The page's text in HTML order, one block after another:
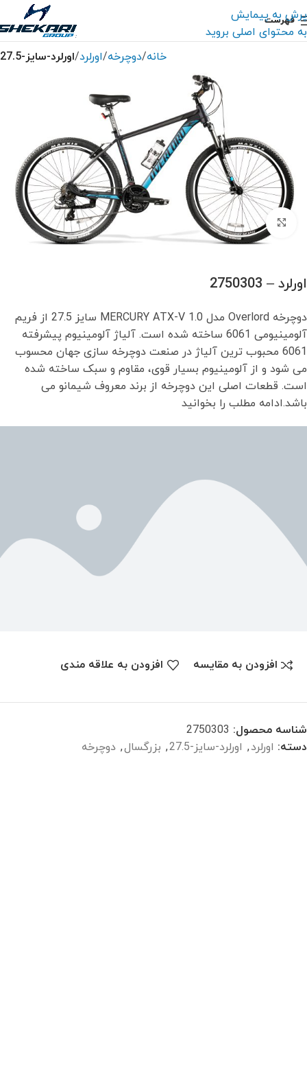
پرش به پیمایش
به محتوای اصلی بروید
فهرست
خانه دوچرخه اورلرد اورلرد-سایز-27.5
بزرگنمایی تصویر
اورلرد – 2750303
دوچرخه Overlord مدل MERCURY ATX-V 1.0 سایز 27.5 از فریم
آلومینیومی 6061 ساخته شده است. آلیاژ آلومینیوم پیشرفته
6061 محبوب ترین آلیاژ در صنعت دوچرخه سازی جهان محسوب
می شود و از آلومینیوم بسیار قوی، مقاوم و سبک ساخته شده
است. قطعات اصلی این دوچرخه از برند معروف شیمانو می
باشد.ادامه مطلب را بخوانید
افزودن به مقایسه افزودن به علاقه مندی
شناسه محصول: 2750303
دسته: اورلرد, اورلرد-سایز-27.5 , بزرگسال, دوچرخه